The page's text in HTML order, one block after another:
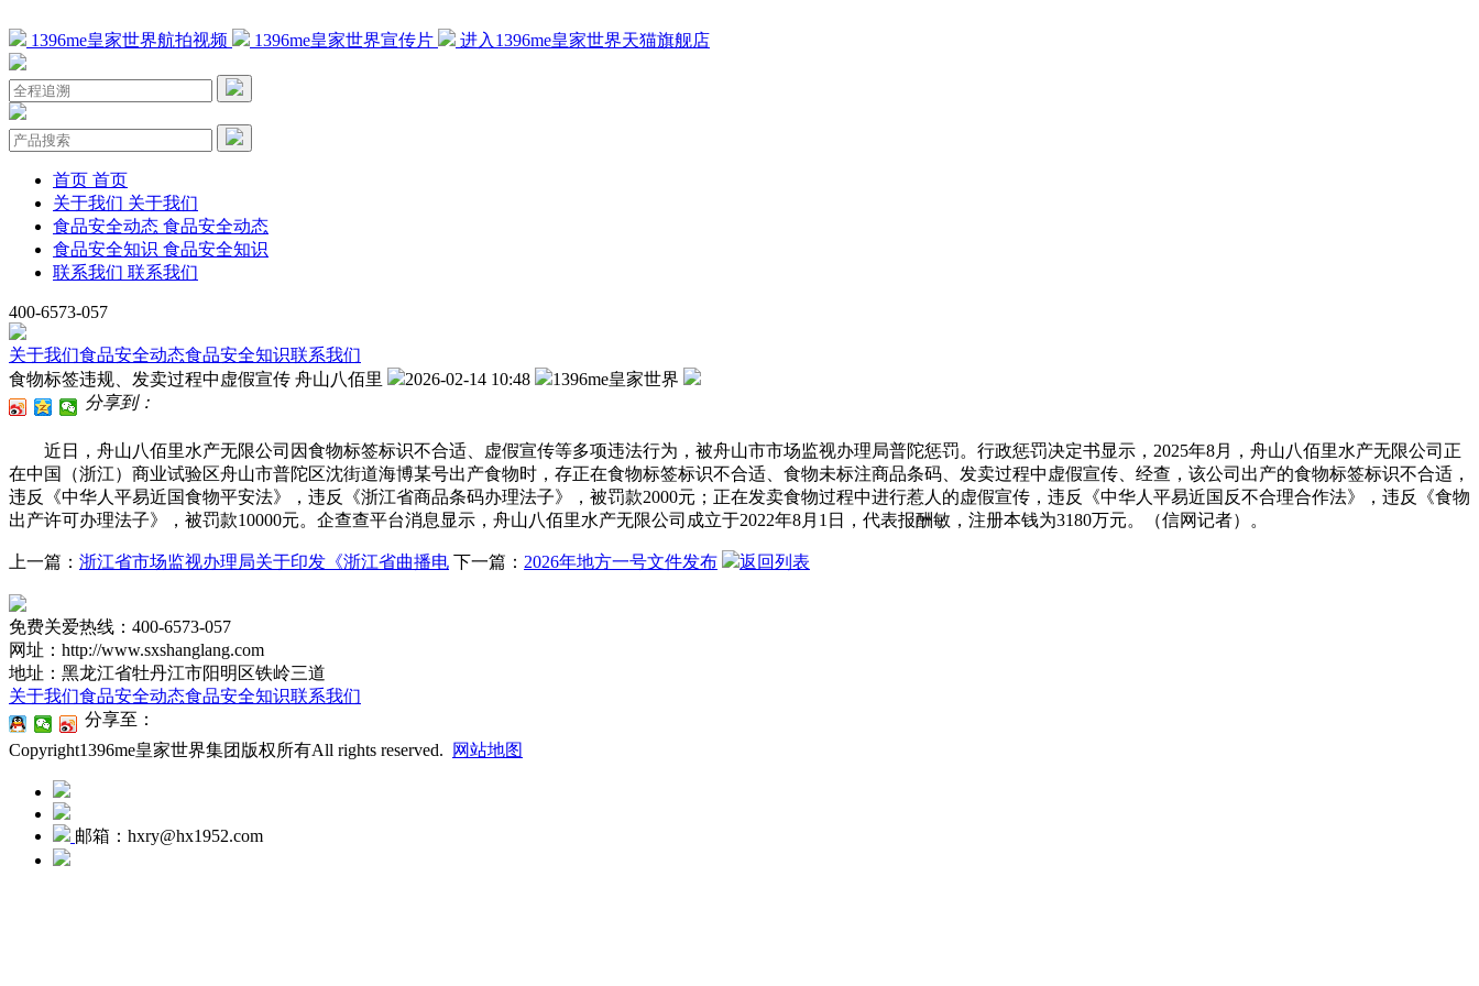
1396me皇家世界航拍视频 1396me皇家世界宣传片 进入1396me皇家世界天猫旗舰店
首页 首页
关于我们 关于我们
食品安全动态 食品安全动态
食品安全知识 食品安全知识
联系我们 联系我们
400-6573-057
关于我们食品安全动态食品安全知识联系我们
食物标签违规、发卖过程中虚假宣传 舟山八佰里
2026-02-14 10:48
1396me皇家世界
分享到：
近日，舟山八佰里水产无限公司因食物标签标识不合适、虚假宣传等多项违法行为，被舟山市市场监视办理局普陀惩罚。行政惩罚决定书显示，2025年8月，舟山八佰里水产无限公司正
在中国（浙江）商业试验区舟山市普陀区沈街道海博某号出产食物时，存正在食物标签标识不合适、食物未标注商品条码、发卖过程中虚假宣传、经查，该公司出产的食物标签标识不合适，
违反《中华人平易近国食物平安法》，违反《浙江省商品条码办理法子》，被罚款2000元；正在发卖食物过程中进行惹人的虚假宣传，违反《中华人平易近国反不合理合作法》，违反《食物
出产许可办理法子》，被罚款10000元。企查查平台消息显示，舟山八佰里水产无限公司成立于2022年8月1日，代表报酬敏，注册本钱为3180万元。（信网记者）。
上一篇： 浙江省市场监视办理局关于印发《浙江省曲播电 下一篇： 2026年地方一号文件发布 返回列表
免费关爱热线：400-6573-057
网址：http://www.sxshanglang.com
地址：黑龙江省牡丹江市阳明区铁岭三道
关于我们食品安全动态食品安全知识联系我们
分享至：
Copyright1396me皇家世界集团版权所有All rights reserved.
网站地图
邮箱：hxry@hx1952.com